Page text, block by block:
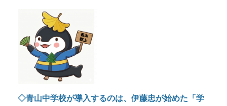
◇青山中学校が導入するのは、伊藤忠が始めた「学